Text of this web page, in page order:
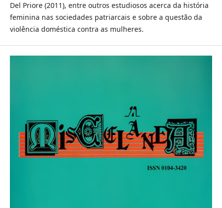
Del Priore (2011), entre outros estudiosos acerca da história
feminina nas sociedades patriarcais e sobre a questão da
violência doméstica contra as mulheres.